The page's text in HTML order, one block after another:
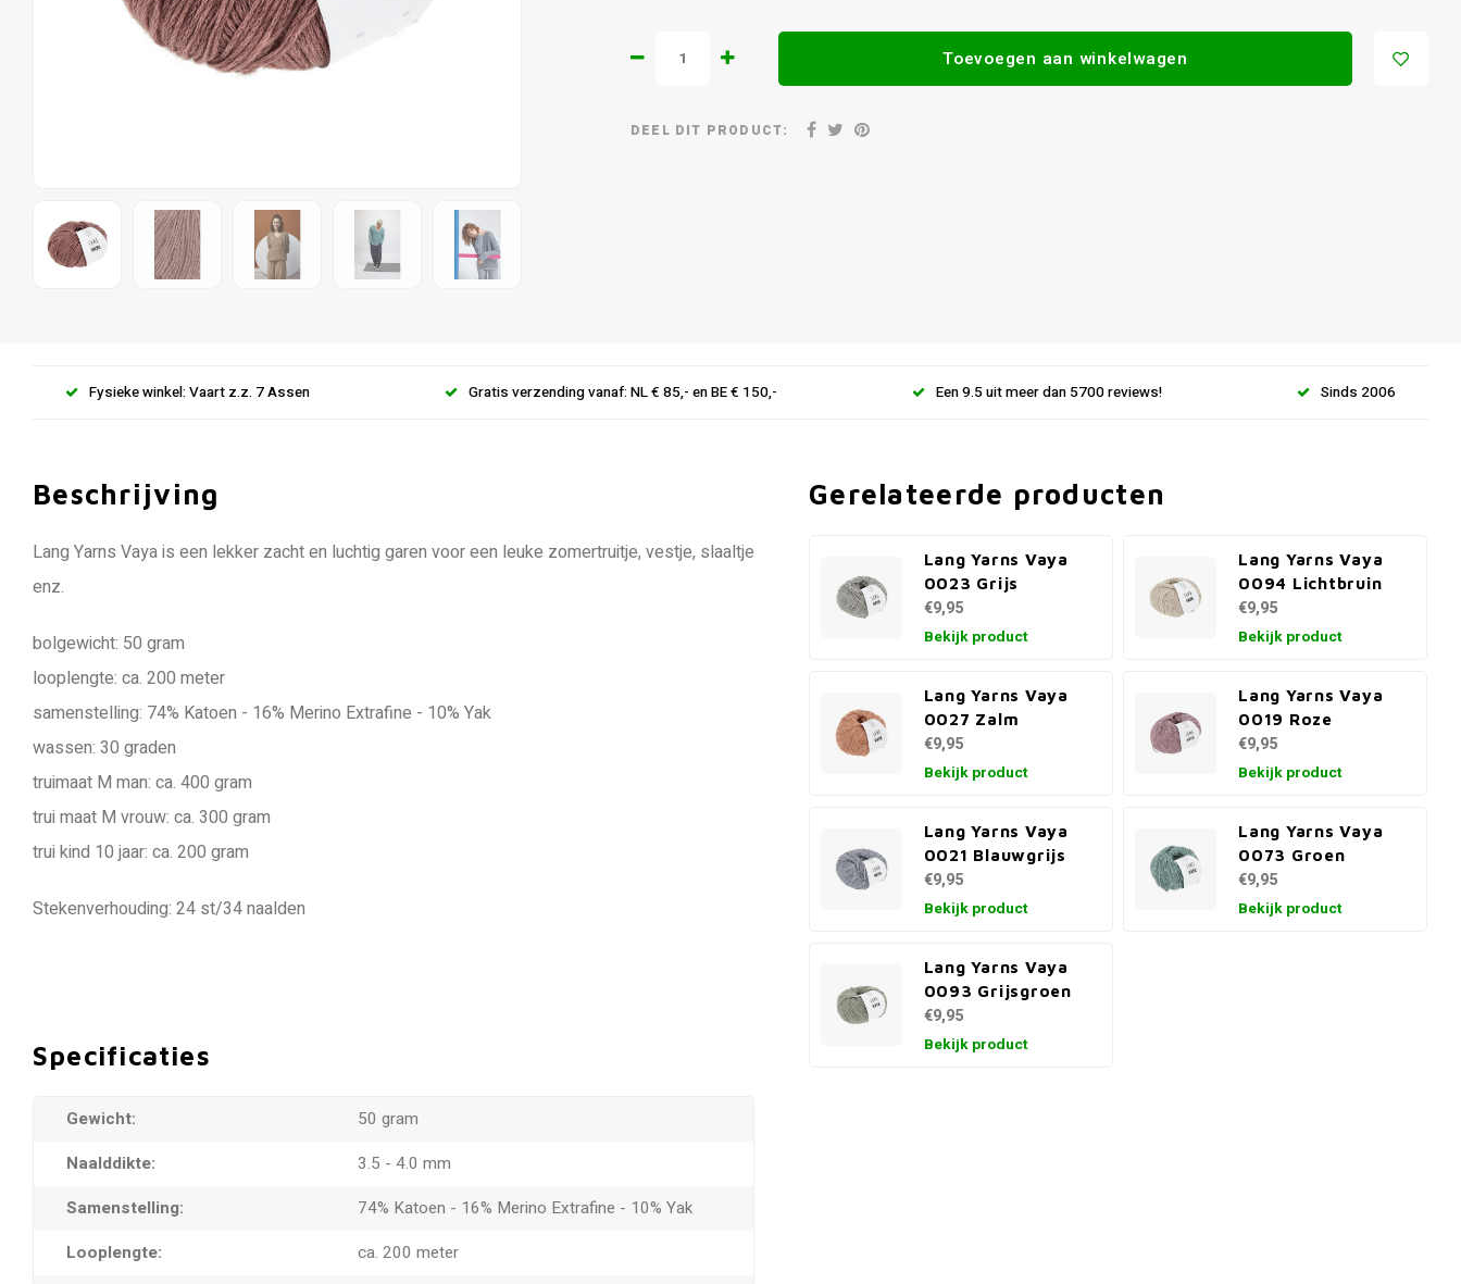
Toevoegen aan winkelwagen
DEEL DIT PRODUCT:
Fysieke winkel: Vaart z.z. 7 Assen Gratis verzending vanaf: NL € 85,- en BE € 150,- Een 9.5 uit meer dan 5700 reviews! Sinds 2006
Beschrijving
Lang Yarns Vaya is een lekker zacht en luchtig garen voor een leuke zomertruitje, vestje, slaaltje
enz.
bolgewicht: 50 gram
looplengte: ca. 200 meter
samenstelling: 74% Katoen - 16% Merino Extrafine - 10% Yak
wassen: 30 graden
truimaat M man: ca. 400 gram
trui maat M vrouw: ca. 300 gram
trui kind 10 jaar: ca. 200 gram
Stekenverhouding: 24 st/34 naalden
Specificaties
Gewicht:
50 gram
Naalddikte:
3.5 - 4.0 mm
Samenstelling:
74% Katoen - 16% Merino Extrafine - 10% Yak
Looplengte:
ca. 200 meter
Gerelateerde producten
Lang Yarns Vaya
0023 Grijs
€9,95
Bekijk product
Lang Yarns Vaya
0094 Lichtbruin
€9,95
Bekijk product
Lang Yarns Vaya
0027 Zalm
€9,95
Bekijk product
Lang Yarns Vaya
0019 Roze
€9,95
Bekijk product
Lang Yarns Vaya
0021 Blauwgrijs
€9,95
Bekijk product
Lang Yarns Vaya
0073 Groen
€9,95
Bekijk product
Lang Yarns Vaya
0093 Grijsgroen
€9,95
Bekijk product